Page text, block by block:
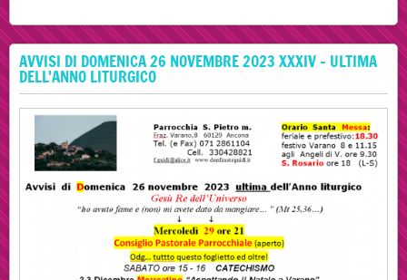
AVVISI DI DOMENICA 26 NOVEMBRE 2023 XXXIV - ULTIMA
DELL'ANNO LITURGICO